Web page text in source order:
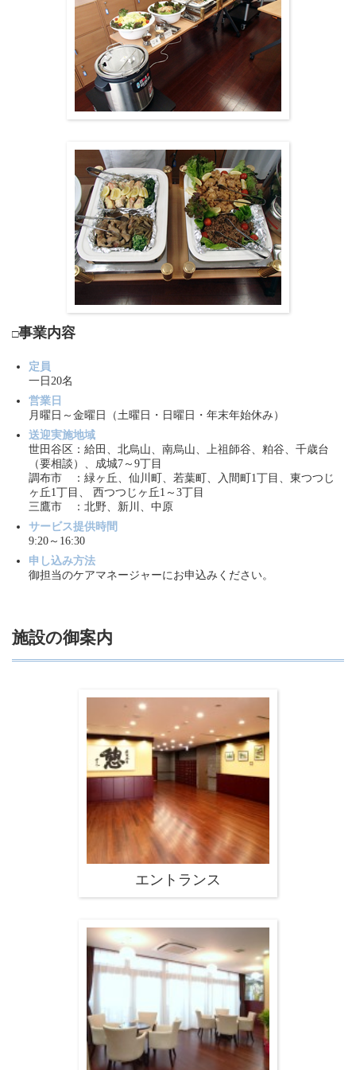
□事業内容
定員
一日20名
営業日
月曜日～金曜日（土曜日・日曜日・年末年始休み）
送迎実施地域
世田谷区：給田、北烏山、南烏山、上祖師谷、粕谷、千歳台
（要相談）、成城7～9丁目
調布市 ：緑ヶ丘、仙川町、若葉町、入間町1丁目、東つつじ
ヶ丘1丁目、 西つつじヶ丘1～3丁目
三鷹市 ：北野、新川、中原
サービス提供時間
9:20～16:30
申し込み方法
御担当のケアマネージャーにお申込みください。
施設の御案内
エントランス